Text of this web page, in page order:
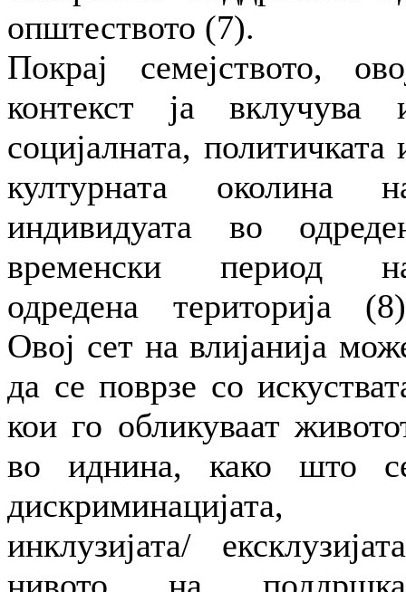
општеството (7).
Покрај семејството,
контекст ја вклучува
социјалната, политичката
културната околина
индивидуата во
временски период
одредена територија
Овој сет на влијанија
да се поврзе со
кои го обликуваат
во иднина, како што
дискриминацијата,
инклузијата/